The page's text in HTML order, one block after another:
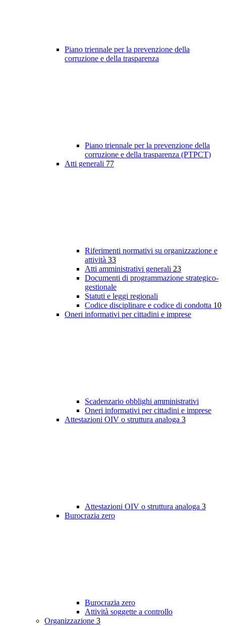
Piano triennale per la prevenzione della
corruzione e della trasparenza
Piano triennale per la prevenzione della
corruzione e della trasparenza (PTPCT)
Atti generali 77
Riferimenti normativi su organizzazione e
attività 33
Atti amministrativi generali 23
Documenti di programmazione strategico-
gestionale
Statuti e leggi regionali
Codice disciplinare e codice di condotta 10
Oneri informativi per cittadini e imprese
Scadenzario obblighi amministrativi
Oneri informativi per cittadini e imprese
Attestazioni OIV o struttura analoga 3
Attestazioni OIV o struttura analoga 3
Burocrazia zero
Burocrazia zero
Attività soggette a controllo
Organizzazione 3